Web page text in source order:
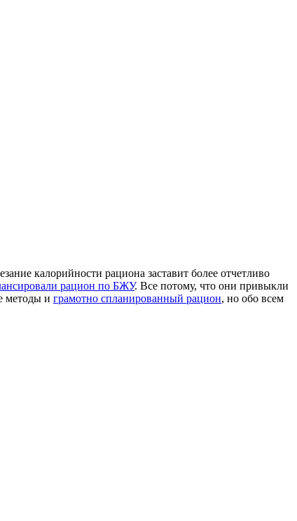
калорийности рациона заставит более отчетливо
рацион по БЖУ. Все потому, что они привыкли
методы и грамотно спланированный рацион, но обо всем